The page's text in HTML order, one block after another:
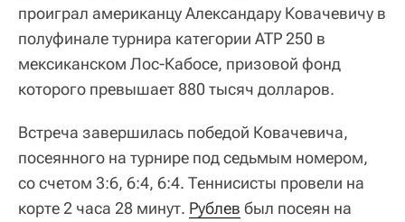
проиграл американцу Александару Ковачевичу в
полуфинале турнира категории ATP 250 в
мексиканском Лос-Кабосе, призовой фонд
которого превышает 880 тысяч долларов.
Встреча завершилась победой Ковачевича,
посеянного на турнире под седьмым номером,
со счетом 3:6, 6:4, 6:4. Теннисисты провели на
корте 2 часа 28 минут. Рублев был посеян на